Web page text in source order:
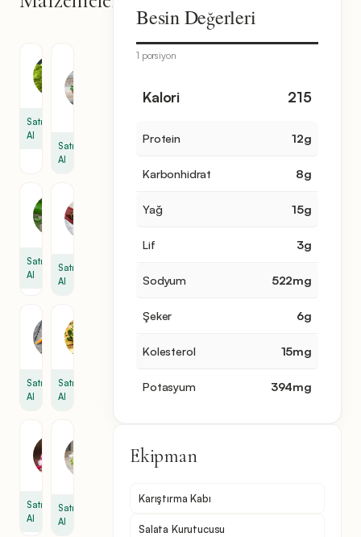
malzeme
Satın
Al
Satın
Al
Satın
Al
Satın
Al
Satın
Al
Satın
Al
Satın
Al
Satın
Al
Besin Değerleri
1 porsiyon
Kalori 215
Protein 12g
Karbonhidrat 8g
Yağ 15g
Lif 3g
Sodyum 522mg
Şeker 6g
Kolesterol 15mg
Potasyum 394mg
Ekipman
Karıştırma Kabı
Salata Kurutucusu